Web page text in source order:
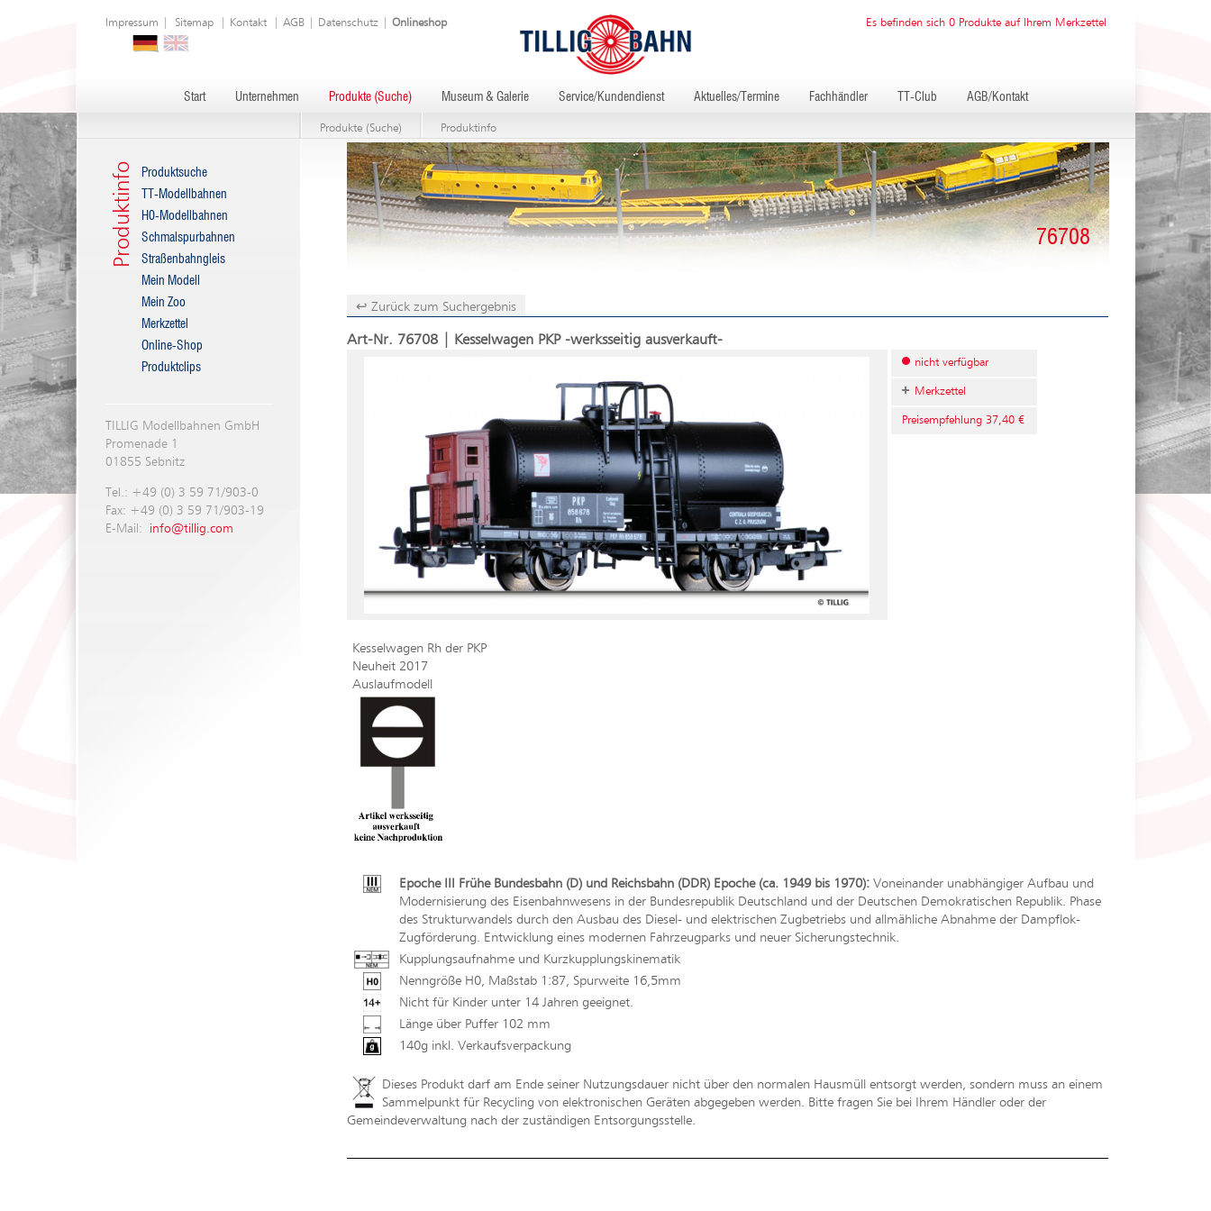
Es befinden sich 0 Produkte auf Ihrem Merkzettel
Impressum Sitemap| Kontakt| AGB| Datenschutz| Onlineshop
Start Unternehmen Produkte (Suche) Museum & Galerie Service/Kundendienst Aktuelles/Termine Fachhändler TT-Club AGB/Kontakt
Produkte (Suche) Produktinfo
Produktinfo
Produktsuche
TT-Modellbahnen
H0-Modellbahnen
Schmalspurbahnen
Straßenbahngleis
Mein Modell
Mein Zoo
Merkzettel
Online-Shop
Produktclips
TILLIG Modellbahnen GmbH
Promenade 1
01855 Sebnitz
Tel.: +49 (0) 3 59 71/903-0
Fax: +49 (0) 3 59 71/903-19
E-Mail:
info@tillig.com
76708
↩ Zurück zum Suchergebnis
Art-Nr. 76708 | Kesselwagen PKP -werksseitig ausverkauft-
nicht verfügbar
Merkzettel
Preisempfehlung 37,40 €
Kesselwagen Rh der PKP
Neuheit 2017
Auslaufmodell
Epoche III Frühe Bundesbahn (D) und Reichsbahn (DDR) Epoche (ca. 1949 bis 1970):Voneinander unabhängiger Aufbau und
Modernisierung des Eisenbahnwesens in der Bundesrepublik Deutschland und der Deutschen Demokratischen Republik. Phase
des Strukturwandels durch den Ausbau des Diesel- und elektrischen Zugbetriebs und allmähliche Abnahme der Dampflok-
Zugförderung. Entwicklung eines modernen Fahrzeugparks und neuer Sicherungstechnik.
Kupplungsaufnahme und Kurzkupplungskinematik
Nenngröße H0, Maßstab 1:87, Spurweite 16,5mm
Nicht für Kinder unter 14 Jahren geeignet.
Länge über Puffer 102 mm
140g inkl. Verkaufsverpackung
Dieses Produkt darf am Ende seiner Nutzungsdauer nicht über den normalen Hausmüll entsorgt werden, sondern muss an einem
Sammelpunkt für Recycling von elektronischen Geräten abgegeben werden. Bitte fragen Sie bei Ihrem Händler oder der
Gemeindeverwaltung nach der zuständigen Entsorgungsstelle.